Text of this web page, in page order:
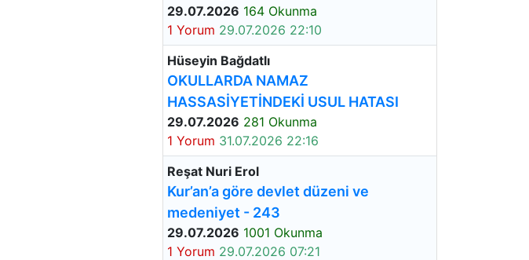
29.07.2026 164 Okunma
1 Yorum 29.07.2026 22:10
Hüseyin Bağdatlı
OKULLARDA NAMAZ
HASSASİYETİNDEKİ USUL HATASI
29.07.2026 281 Okunma
1 Yorum 31.07.2026 22:16
Reşat Nuri Erol
Kur’an’a göre devlet düzeni ve
medeniyet - 243
29.07.2026 1001 Okunma
1 Yorum 29.07.2026 07:21